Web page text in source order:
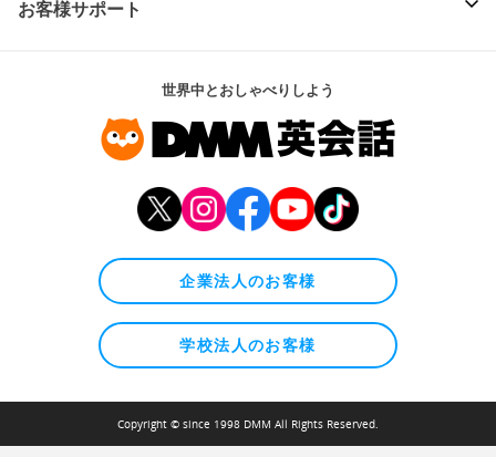
お客様サポート
世界中とおしゃべりしよう
企業法人のお客様
学校法人のお客様
Copyright © since 1998 DMM All Rights Reserved.